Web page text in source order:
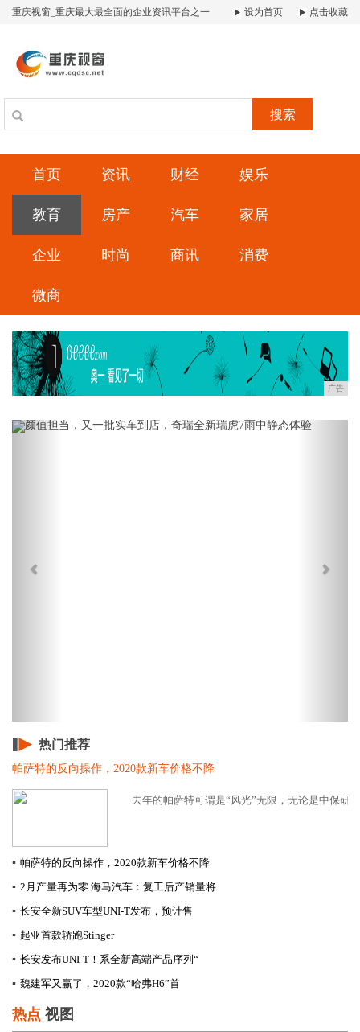
重庆视窗_重庆最大最全面的企业资讯平台之一 设为首页 点击收藏
搜索
首页 资讯 财经 娱乐
教育 房产 汽车 家居
企业 时尚 商讯 消费
微商
广告
Previous
热门推荐
帕萨特的反向操作，2020款新车价格不降
去年的帕萨特可谓是“风光”无限，无论是中保研
▪ 帕萨特的反向操作，2020款新车价格不降
▪ 2月产量再为零 海马汽车：复工后产销量将
▪ 长安全新SUV车型UNI-T发布，预计售
▪ 起亚首款轿跑Stinger
▪ 长安发布UNI-T！系全新高端产品序列“
▪ ​魏建军又赢了，2020款“哈弗H6”首
热点 视图